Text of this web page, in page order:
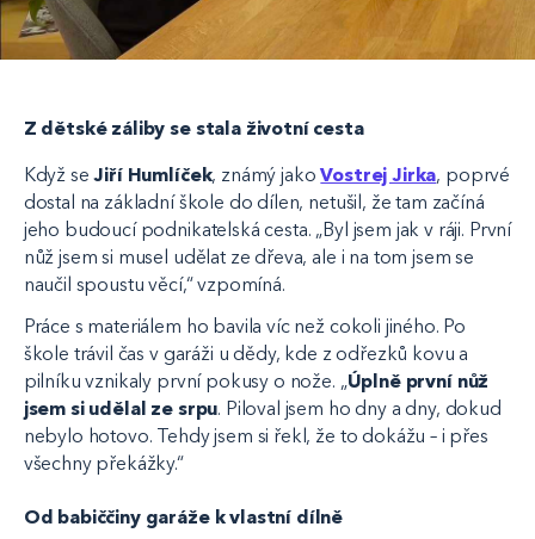
Z dětské záliby se stala životní cesta
Když seJiří Humlíček, známý jakoVostrej Jirka, poprvé
dostal na základní škole do dílen, netušil, že tam začíná
jeho budoucí podnikatelská cesta. „Byl jsem jak v ráji. První
nůž jsem si musel udělat ze dřeva, ale i na tom jsem se
naučil spoustu věcí,“ vzpomíná.
Práce s materiálem ho bavila víc než cokoli jiného. Po
škole trávil čas v garáži u dědy, kde z odřezků kovu a
pilníku vznikaly první pokusy o nože. „Úplně první nůž
jsem si udělal ze srpu. Piloval jsem ho dny a dny, dokud
nebylo hotovo. Tehdy jsem si řekl, že to dokážu – i přes
všechny překážky.“
Od babiččiny garáže k vlastní dílně